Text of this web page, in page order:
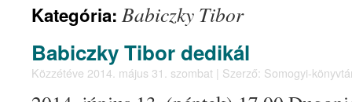
Kategória: Babiczky Tibor
Babiczky Tibor dedikál
Közzétéve 2014. május 31. szombat | Szerző: Somogyi-